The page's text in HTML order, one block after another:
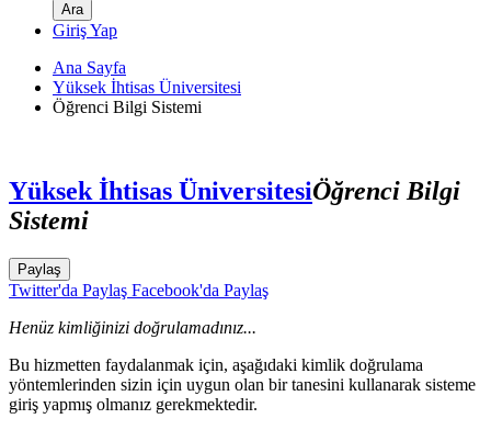
Giriş Yap
Ana Sayfa
Yüksek İhtisas Üniversitesi
Öğrenci Bilgi Sistemi
Yüksek İhtisas ÜniversitesiÖğrenci Bilgi
Sistemi
Paylaş
Twitter'da Paylaş Facebook'da Paylaş
Henüz kimliğinizi doğrulamadınız...
Bu hizmetten faydalanmak için, aşağıdaki kimlik doğrulama
yöntemlerinden sizin için uygun olan bir tanesini kullanarak sisteme
giriş yapmış olmanız gerekmektedir.